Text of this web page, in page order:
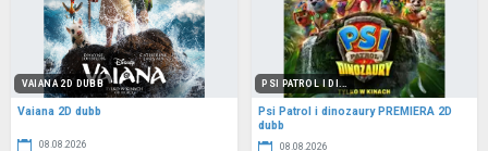
VAIANA 2D DUBB
Vaiana 2D dubb
08.08.2026
PSI PATROL I DI...
Psi Patrol i dinozaury PREMIERA 2D
dubb
08.08.2026